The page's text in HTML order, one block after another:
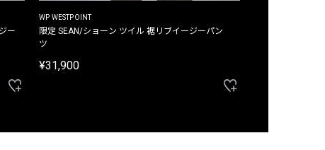
ー
WP WESTPOINT
限定 SEAN/ショーン ツイル 裾リブイージーパン
ツ
¥31,900